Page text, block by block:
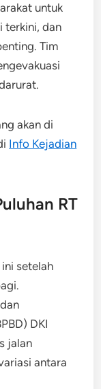
untuk
terkini, dan
Tim
akan di
Info Kejadian
RT
setelah
DKI
jalan
antara